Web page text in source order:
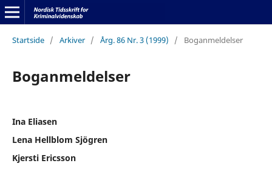
Startside / Arkiver / Årg. 86 Nr. 3 (1999) / Boganmeldelser
Boganmeldelser
Ina Eliasen
Lena Hellblom Sjögren
Kjersti Ericsson